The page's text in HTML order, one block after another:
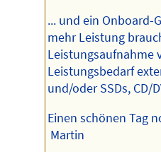
... und ein Onboard-
mehr Leistung
Leistungsaufnahme
Leistungsbedarf
und/oder SSDs, CD/
Einen schönen Tag
Martin